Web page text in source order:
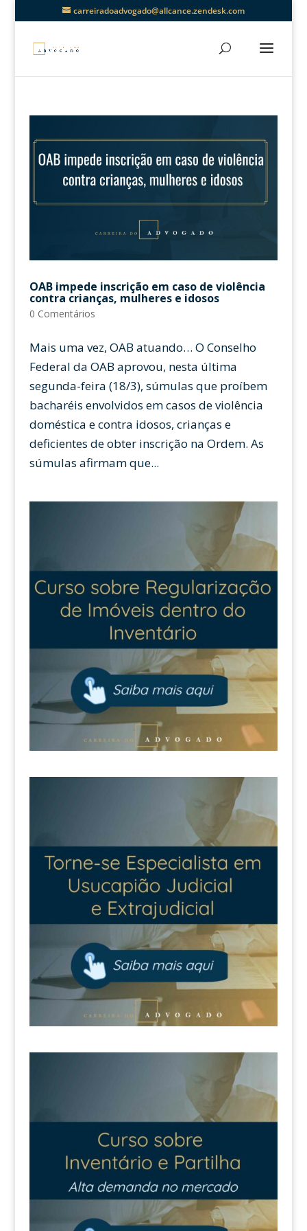
carreiradoadvogado@allcance.zendesk.com
OAB impede inscrição em caso de violência
contra crianças, mulheres e idosos
0 Comentários
Mais uma vez, OAB atuando… O Conselho
Federal da OAB aprovou, nesta última
segunda-feira (18/3), súmulas que proíbem
bacharéis envolvidos em casos de violência
doméstica e contra idosos, crianças e
deficientes de obter inscrição na Ordem. As
súmulas afirmam que...